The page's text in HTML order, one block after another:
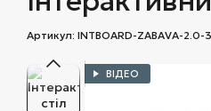
Артикул: INTBOARD-ZABAVA-2.0-
ВІДЕО